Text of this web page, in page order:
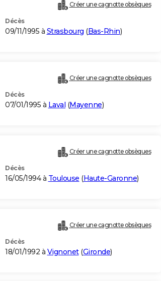
Créer une cagnotte obsèques
Décès
09/11/1995 à Strasbourg (Bas-Rhin)
Créer une cagnotte obsèques
Décès
07/01/1995 à Laval (Mayenne)
Créer une cagnotte obsèques
Décès
16/05/1994 à Toulouse (Haute-Garonne)
Créer une cagnotte obsèques
Décès
18/01/1992 à Vignonet(Gironde)